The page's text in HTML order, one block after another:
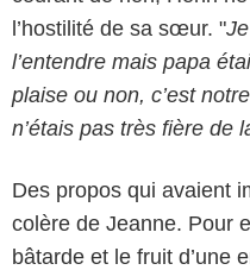
l’hostilité de sa sœur. "
l’entendre mais papa
plaise ou non, c’est
n’étais pas très fière de
Des propos qui avaient
colère de Jeanne. Pour
bâtarde et le fruit d’une